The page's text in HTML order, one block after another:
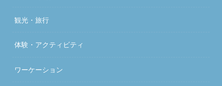
観光・旅行
体験・アクティビティ
ワーケーション